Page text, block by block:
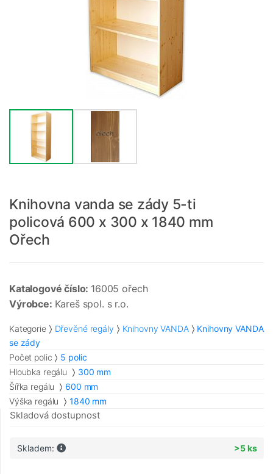
Knihovna vanda se zády 5-ti
policová 600 x 300 x 1840 mm
Ořech
Katalogové číslo: 16005 ořech
Výrobce: Kareš spol. s r.o.
Kategorie Dřevěné regály Knihovny VANDA
Knihovny VANDA
se zády
Počet polic
5 polic
Hloubka regálu
300 mm
Šířka regálu
600 mm
Výška regálu
1840 mm
Skladová dostupnost
Skladem: >5 ks